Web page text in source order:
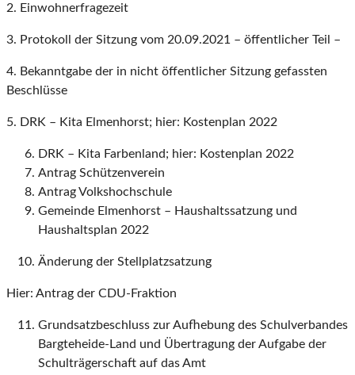
2. Einwohnerfragezeit
3. Protokoll der Sitzung vom 20.09.2021 – öffentlicher Teil –
4. Bekanntgabe der in nicht öffentlicher Sitzung gefassten
Beschlüsse
5. DRK – Kita Elmenhorst; hier: Kostenplan 2022
DRK – Kita Farbenland; hier: Kostenplan 2022
Antrag Schützenverein
Antrag Volkshochschule
Gemeinde Elmenhorst – Haushaltssatzung und
Haushaltsplan 2022
Änderung der Stellplatzsatzung
Hier: Antrag der CDU-Fraktion
Grundsatzbeschluss zur Aufhebung des Schulverbandes
Bargteheide-Land und Übertragung der Aufgabe der
Schulträgerschaft auf das Amt